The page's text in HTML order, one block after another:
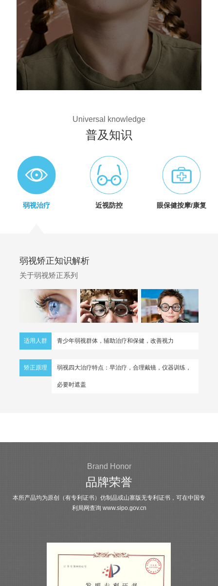
Universal knowledge
普及知识
弱视治疗 近视防控 眼保健按摩/康复
弱视矫正知识解析
关于弱视矫正系列
适用人群 青少年弱视群体，辅助治疗和保健，改善视力
矫正原理 弱视四大治疗特点：早治疗，合理戴镜，仪器训练，
必要时遮盖
Brand Honor
品牌荣誉
本所产品均为原创（有专利证书）仿制品或山寨版无专利证书，可在中国专
利局网查询 www.sipo.gov.cn